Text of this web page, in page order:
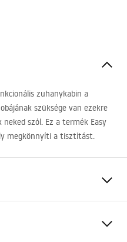
zuhanykabin a
szüksége van ezekre
szól. Ez a termék Easy
megkönnyíti a tisztítást.